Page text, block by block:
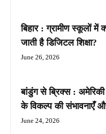
बिहार : ग्रामीण स्कूलों में
जाती है डिजिटल शिक्षा?
June 26, 2026
बांडुंग से ब्रिक्स : अमेरिकी
के विकल्प की संभावनाएँ
June 24, 2026